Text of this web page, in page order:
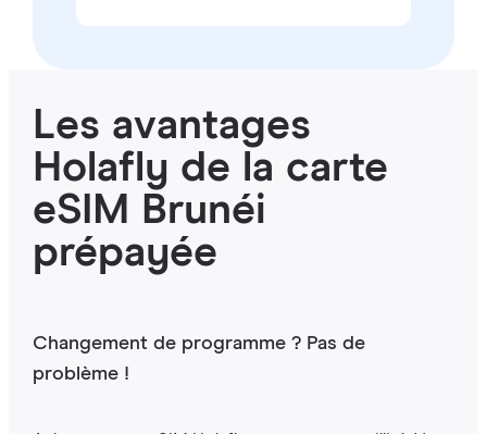
Les avantages
Holafly de la carte
eSIM Brunéi
prépayée
Changement de programme ? Pas de
problème !